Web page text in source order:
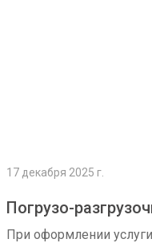
17 декабря 2025 г.
Погрузо-
При оформлении